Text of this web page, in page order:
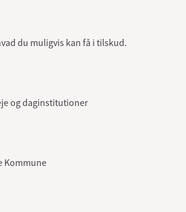
du muligvis kan få i tilskud.
og daginstitutioner
Kommune